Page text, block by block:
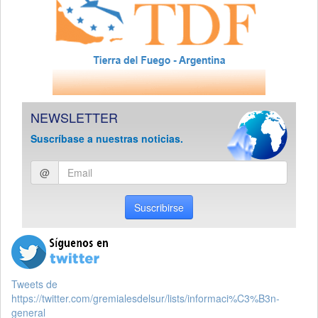
NEWSLETTER
Suscríbase a nuestras noticias.
Ingresar
email
@
Suscribirse
Tweets de
https://twitter.com/gremialesdelsur/lists/informaci%C3%B3n-
general